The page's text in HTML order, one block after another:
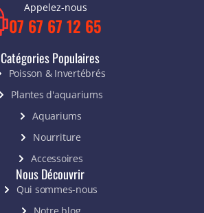
Appelez-nous
07 67 67 12 65
Catégories Populaires
Poisson & Invertébrés
Plantes d'aquariums
Aquariums
Nourriture
Accessoires
Nous Découvrir
Qui sommes-nous